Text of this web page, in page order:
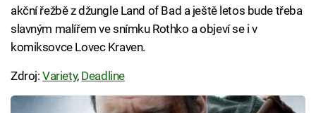
akční řežbě z džungle Land of Bad a ještě letos bude třeba
slavným malířem ve snímku Rothko a objeví se i v
komiksovce Lovec Kraven.
Zdroj:Variety, Deadline